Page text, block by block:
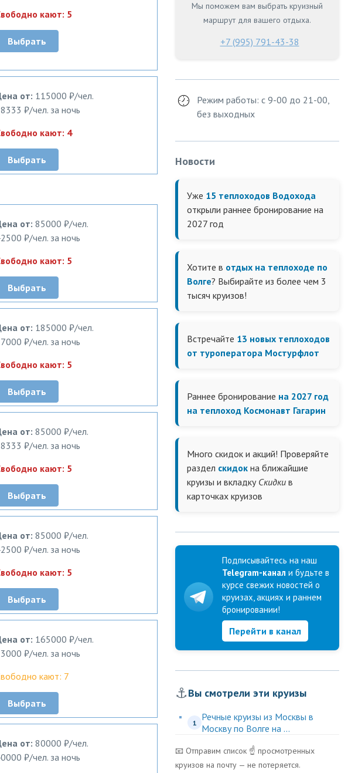
кают: 5
Выбрать
от: 115000 ₽/чел.
₽/чел. за ночь
кают: 4
Выбрать
от: 85000 ₽/чел.
₽/чел. за ночь
кают: 5
Выбрать
от: 185000 ₽/чел.
₽/чел. за ночь
кают: 5
Выбрать
от: 85000 ₽/чел.
₽/чел. за ночь
кают: 5
Выбрать
от: 85000 ₽/чел.
₽/чел. за ночь
кают: 5
Выбрать
от: 165000 ₽/чел.
₽/чел. за ночь
кают: 7
Выбрать
от: 80000 ₽/чел.
₽/чел. за ночь
Мы поможем вам выбрать круизный
маршрут для вашего отдыха.
+7 (995) 791-43-38
Режим работы: с 9-00 до 21-00,
без выходных
Новости
Уже 15 теплоходов Водохода
открыли раннее бронирование на
2027 год
Хотите в отдых на теплоходе по
Волге? Выбирайте из более чем 3
тысяч круизов!
Встречайте 13 новых теплоходов
от туроператора Мостурфлот
Раннее бронирование на 2027 год
на теплоход Космонавт Гагарин
Много скидок и акций! Проверяйте
раздел скидок на ближайшие
круизы и вкладку Скидки в
карточках круизов
Подписывайтесь на наш
Telegram-канал и будьте в
курсе свежих новостей о
круизах, акциях и раннем
бронировании!
Перейти в канал
⚓Вы смотрели эти круизы
1
Речные круизы из Москвы в
Москву по Волге на ...
📧 Отправим список ☝️ просмотренных
круизов на почту — не потеряется.